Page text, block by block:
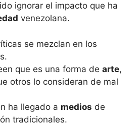
ignorar el impacto que ha
venezolana.
se mezclan en los
que es una forma de arte,
otros lo consideran de mal
ha llegado a medios de
tradicionales.